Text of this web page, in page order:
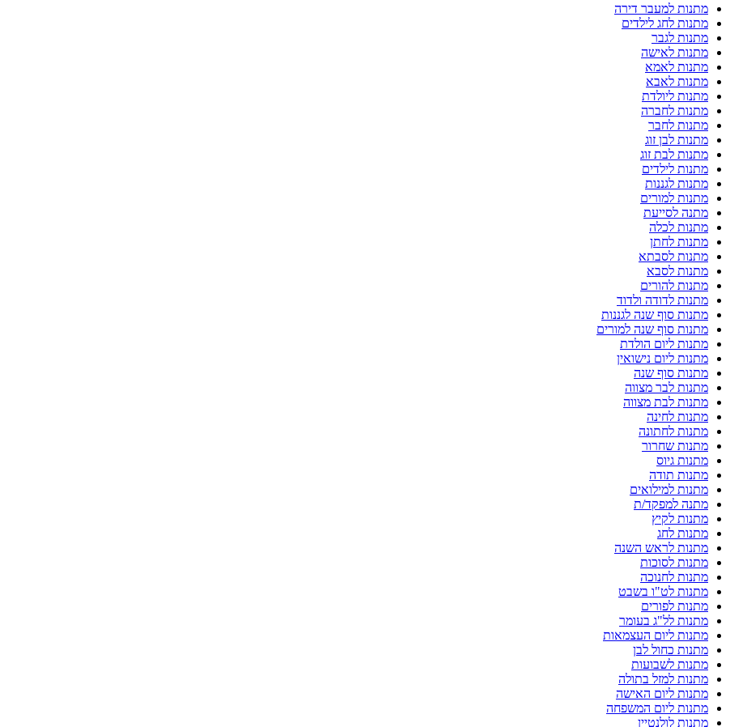
מתנות למעבר דירה
מתנות לחג לילדים
מתנות לגבר
מתנות לאישה
מתנות לאמא
מתנות לאבא
מתנות ליולדת
מתנות לחברה
מתנות לחבר
מתנות לבן זוג
מתנות לבת זוג
מתנות לילדים
מתנות לגננות
מתנות למורים
מתנה לסייעת
מתנות לכלה
מתנות לחתן
מתנות לסבתא
מתנות לסבא
מתנות להורים
מתנות לדודה ולדוד
מתנות סוף שנה לגננות
מתנות סוף שנה למורים
מתנות ליום הולדת
מתנות ליום נישואין
מתנות סוף שנה
מתנות לבר מצווה
מתנות לבת מצווה
מתנות לחינה
מתנות לחתונה
מתנות שחרור
מתנות גיוס
מתנות תודה
מתנות למילואים
מתנה למפקד/ת
מתנות לקיץ
מתנות לחג
מתנות לראש השנה
מתנות לסוכות
מתנות לחנוכה
מתנות לט"ו בשבט
מתנות לפורים
מתנות לל"ג בעומר
מתנות ליום העצמאות
מתנות כחול לבן
מתנות לשבועות
מתנות למזל בתולה
מתנות ליום האישה
מתנות ליום המשפחה
מתנות לולנטיין